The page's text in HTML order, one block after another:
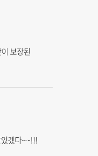
보장된
있겠다~~!!!